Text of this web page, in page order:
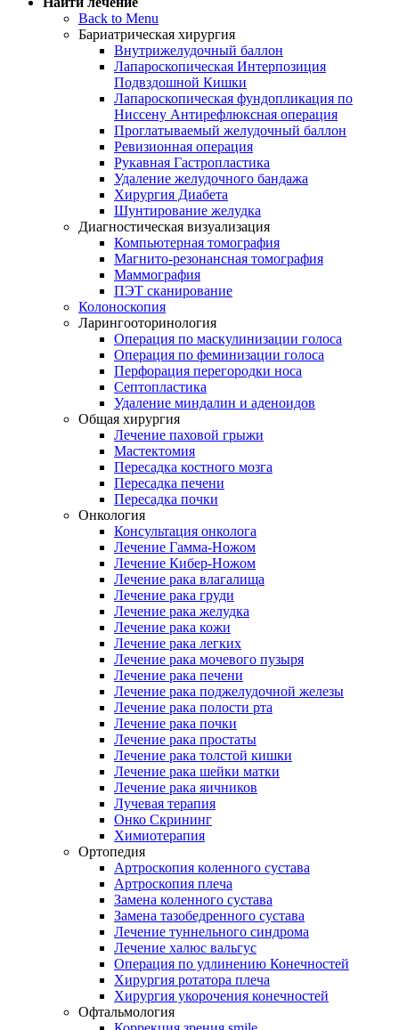
Back to Menu
Бариатрическая хирургия
Внутрижелудочный баллон
Лапароскопическая Интерпозиция
Подвздошной Кишки
Лапароскопическая фундопликация по
Ниссену Антирефлюксная операция
Проглатываемый желудочный баллон
Ревизионная операция
Рукавная Гастропластика
Удаление желудочного бандажа
Хирургия Диабета
Шунтирование желудка
Диагностическая визуализация
Компьютерная томография
Магнито-резонансная томография
Маммография
ПЭТ сканирование
Колоноскопия
Ларингооторинология
Операция по маскулинизации голоса
Операция по феминизации голоса
Перфорация перегородки носа
Септопластика
Удаление миндалин и аденоидов
Общая хирургия
Лечение паховой грыжи
Мастектомия
Пересадка костного мозга
Пересадка печени
Пересадка почки
Онкология
Консультация онколога
Лечение Гамма-Ножом
Лечение Кибер-Ножом
Лечение рака влагалища
Лечение рака груди
Лечение рака желудка
Лечение рака кожи
Лечение рака легких
Лечение рака мочевого пузыря
Лечение рака печени
Лечение рака поджелудочной железы
Лечение рака полости рта
Лечение рака почки
Лечение рака простаты
Лечение рака толстой кишки
Лечение рака шейки матки
Лечение рака яичников
Лучевая терапия
Онко Скрининг
Химиотерапия
Ортопедия
Артроскопия коленного сустава
Артроскопия плеча
Замена коленного сустава
Замена тазобедренного сустава
Лечение туннельного синдрома
Лечение халюс вальгус
Операция по удлинению Конечностей
Хирургия ротатора плеча
Хирургия укорочения конечностей
Офтальмология